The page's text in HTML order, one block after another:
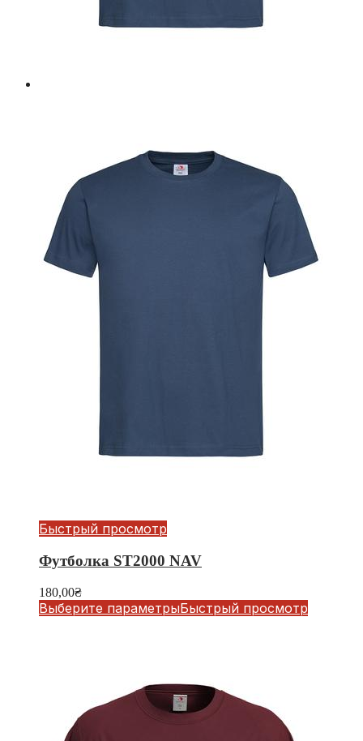
Быстрый просмотр
Футболка ST2000 NAV
180,00₴
Выберите параметрыБыстрый просмотр